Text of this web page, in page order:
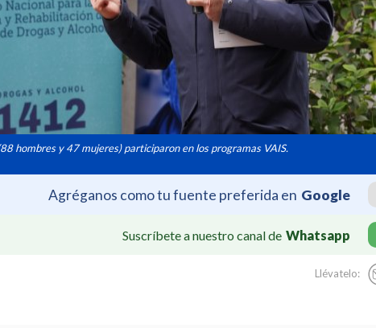
hombres y 47 mujeres) participaron en los programas VAIS.
Agréganos como tu fuente preferida en Google
Suscríbete a nuestro canal de Whatsapp
Llévatelo: